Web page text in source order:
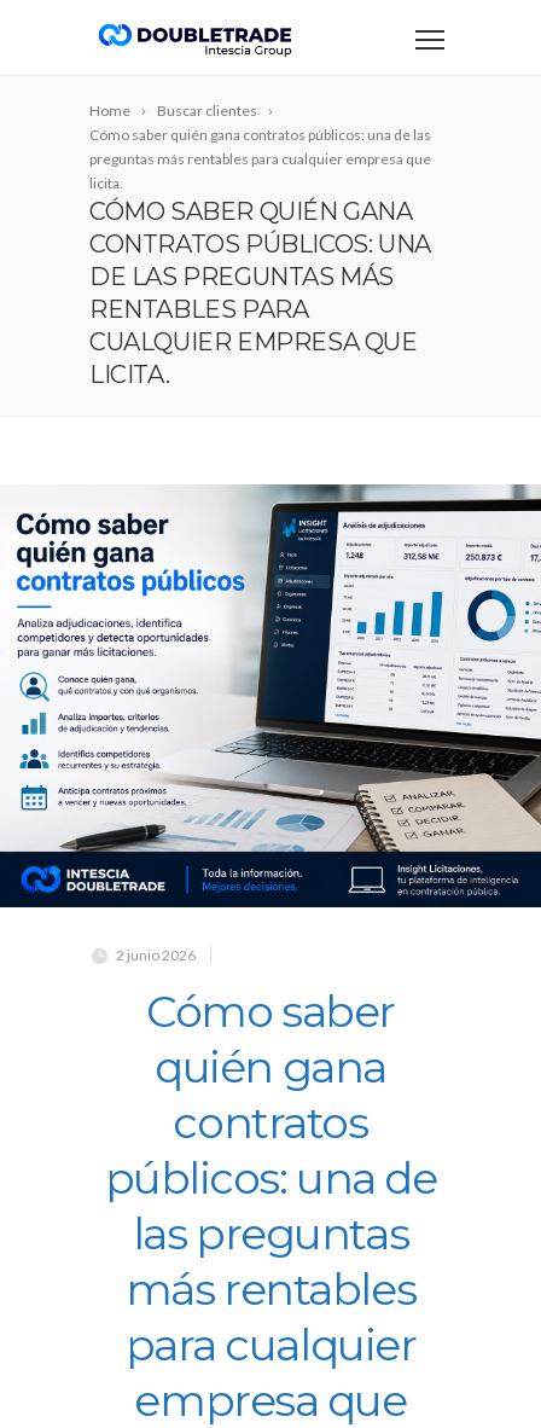
Home
Buscar clientes
Cómo saber quién gana contratos públicos: una de las
preguntas más rentables para cualquier empresa que
licita.
CÓMO SABER QUIÉN GANA
CONTRATOS PÚBLICOS: UNA
DE LAS PREGUNTAS MÁS
RENTABLES PARA
CUALQUIER EMPRESA QUE
LICITA.
2 junio 2026
Cómo saber
quién gana
contratos
públicos: una de
las preguntas
más rentables
para cualquier
empresa que